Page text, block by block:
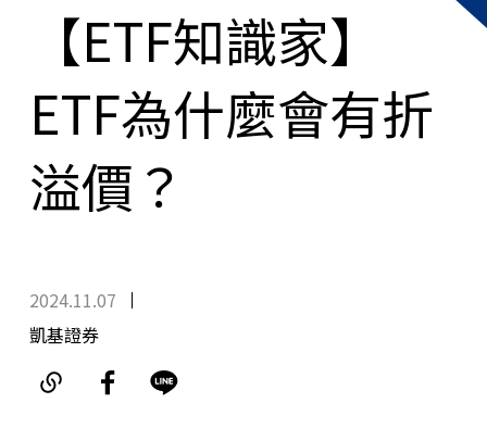
【ETF知識家】
ETF為什麼會有折
溢價？
2024.11.07
凱基證券